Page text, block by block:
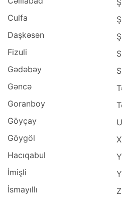
Culfa
Daşkəsən
Fizuli
Gədəbəy
Gəncə
Goranboy
Göyçay
Göygöl
Hacıqabul
İmişli
İsmayıllı